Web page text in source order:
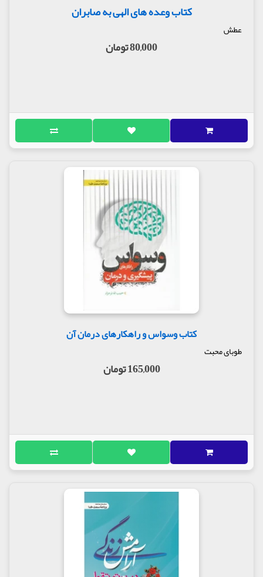
کتاب وعده های الهی به صابران
عطش
80,000 تومان
کتاب وسواس و راهکارهای درمان آن
طوبای محبت
165,000 تومان